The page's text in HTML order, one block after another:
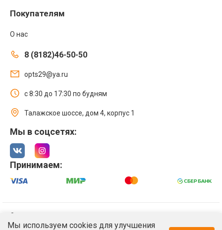
Покупателям
О нас
8 (8182)46-50-50
opts29@ya.ru
с 8:30 до 17:30 по будням
Талажское шоссе, дом 4, корпус 1
Мы в соцсетях:
Принимаем:
Политика обработки персональных данных
Мы используем cookies для улучшения